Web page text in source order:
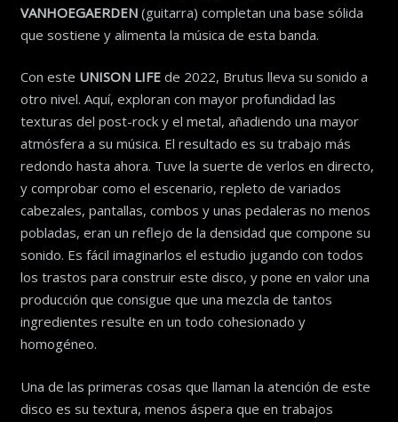
VANHOEGAERDEN(guitarra) completan una base sólida
que sostiene y alimenta la música de esta banda.
Con este UNISON LIFEde 2022, Brutus lleva su sonido a
otro nivel. Aquí, exploran con mayor profundidad las
texturas del post-rock y el metal, añadiendo una mayor
atmósfera a su música. El resultado es su trabajo más
redondo hasta ahora. Tuve la suerte de verlos en directo,
y comprobar como el escenario, repleto de variados
cabezales, pantallas, combos y unas pedaleras no menos
pobladas, eran un reflejo de la densidad que compone su
sonido. Es fácil imaginarlos el estudio jugando con todos
los trastos para construir este disco, y pone en valor una
producción que consigue que una mezcla de tantos
ingredientes resulte en un todo cohesionado y
homogéneo.
Una de las primeras cosas que llaman la atención de este
disco es su textura, menos áspera que en trabajos